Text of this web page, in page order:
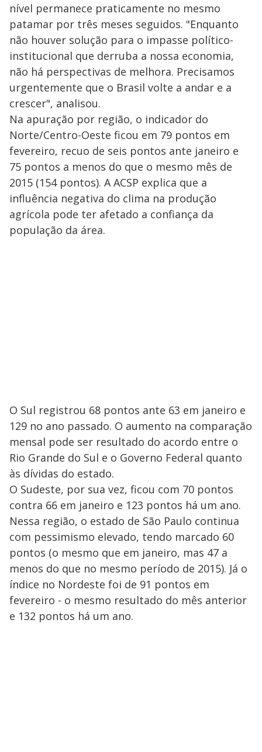
nível permanece praticamente no mesmo
patamar por três meses seguidos. "Enquanto
não houver solução para o impasse político-
institucional que derruba a nossa economia,
não há perspectivas de melhora. Precisamos
urgentemente que o Brasil volte a andar e a
crescer", analisou.
Na apuração por região, o indicador do
Norte/Centro-Oeste ficou em 79 pontos em
fevereiro, recuo de seis pontos ante janeiro e
75 pontos a menos do que o mesmo mês de
2015 (154 pontos). A ACSP explica que a
influência negativa do clima na produção
agrícola pode ter afetado a confiança da
população da área.
O Sul registrou 68 pontos ante 63 em janeiro e
129 no ano passado. O aumento na comparação
mensal pode ser resultado do acordo entre o
Rio Grande do Sul e o Governo Federal quanto
às dívidas do estado.
O Sudeste, por sua vez, ficou com 70 pontos
contra 66 em janeiro e 123 pontos há um ano.
Nessa região, o estado de São Paulo continua
com pessimismo elevado, tendo marcado 60
pontos (o mesmo que em janeiro, mas 47 a
menos do que no mesmo período de 2015). Já o
índice no Nordeste foi de 91 pontos em
fevereiro - o mesmo resultado do mês anterior
e 132 pontos há um ano.